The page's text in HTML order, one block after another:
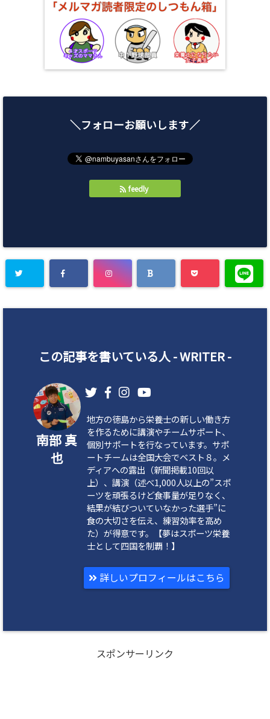
＼フォローお願いします／
feedly
この記事を書いている人 -WRITER-
南部 真
也
地方の徳島から栄養士の新しい働き方
を作るために講演やチームサポート、
個別サポートを行なっています。サポ
ートチームは全国大会でベスト８。メ
ディアへの露出（新聞掲載10回以
上）、講演（述べ1,000人以上の”スポ
ーツを頑張るけど食事量が足りなく、
結果が結びついていなかった選手”に
食の大切さを伝え、練習効率を高め
た）が得意です。【夢はスポーツ栄養
士として四国を制覇！】
詳しいプロフィールはこちら
スポンサーリンク